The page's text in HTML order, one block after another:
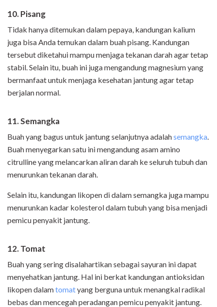
10. Pisang
Tidak hanya ditemukan dalam pepaya, kandungan kalium
juga bisa Anda temukan dalam buah pisang. Kandungan
tersebut diketahui mampu menjaga tekanan darah agar tetap
stabil. Selain itu, buah ini juga mengandung magnesium yang
bermanfaat untuk menjaga kesehatan jantung agar tetap
berjalan normal.
11. Semangka
Buah yang bagus untuk jantung selanjutnya adalahsemangka
Buah menyegarkan satu ini mengandung asam amino
citrulline yang melancarkan aliran darah ke seluruh tubuh dan
menurunkan tekanan darah.
Selain itu, kandungan likopen di dalam semangka juga mampu
menurunkan kadar kolesterol dalam tubuh yang bisa menjadi
pemicu penyakit jantung.
12. Tomat
Buah yang sering disalahartikan sebagai sayuran ini dapat
menyehatkan jantung. Hal ini berkat kandungan antioksidan
likopen dalamtomatyang berguna untuk menangkal radikal
bebas dan mencegah peradangan pemicu penyakit jantung.